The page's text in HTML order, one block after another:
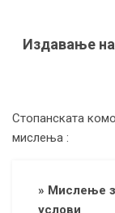
Издавање
Стопанската
мислења :
» Мислење
услови